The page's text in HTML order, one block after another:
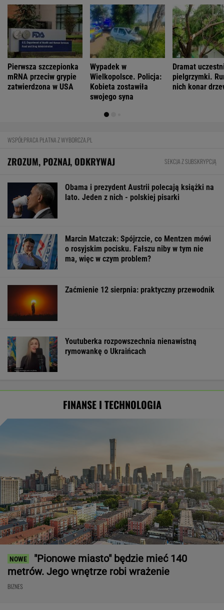
Pierwsza szczepionka
mRNA przeciw grypie
zatwierdzona w USA
Wypadek w
Wielkopolsce. Policja:
Kobieta zostawiła
swojego syna
Dramat
pielgrzymki.
nich konar
WSPÓŁPRACA PŁATNA Z WYBORCZA.PL
ZROZUM, POZNAJ, ODKRYWAJ SEKCJA Z SUBSKRYPCJĄ
Obama i prezydent Austrii polecają książki na
lato. Jeden z nich - polskiej pisarki
Marcin Matczak: Spójrzcie, co Mentzen mówi
o rosyjskim pocisku. Fałszu niby w tym nie
ma, więc w czym problem?
Zaćmienie 12 sierpnia: praktyczny przewodnik
Youtuberka rozpowszechnia nienawistną
rymowankę o Ukraińcach
FINANSE I TECHNOLOGIA
"Pionowe miasto" będzie mieć 140
metrów. Jego wnętrze robi wrażenie
BIZNES